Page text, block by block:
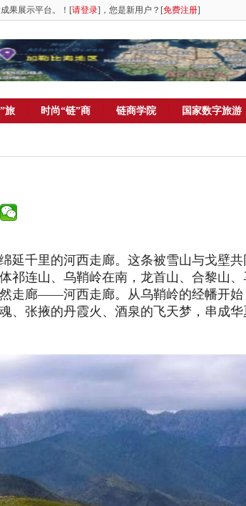
果展示平台。！[请登录]，您是新用户？[免费注册]
旅 时尚“链”商 链商学院 国家数字旅游
延千里的河西走廊。这条被雪山与戈壁共
祁连山、乌鞘岭在南，龙首山、合黎山、
走廊——河西走廊。从乌鞘岭的经幡开始
、张掖的丹霞火、酒泉的飞天梦，串成华